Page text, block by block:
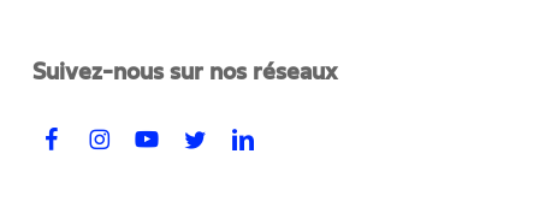
Suivez-nous sur nos réseaux